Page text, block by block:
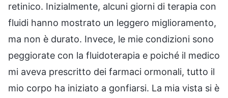
retinico. Inizialmente, alcuni giorni di terapia con
fluidi hanno mostrato un leggero miglioramento,
ma non è durato. Invece, le mie condizioni sono
peggiorate con la fluidoterapia e poiché il medico
mi aveva prescritto dei farmaci ormonali, tutto il
mio corpo ha iniziato a gonfiarsi. La mia vista si è